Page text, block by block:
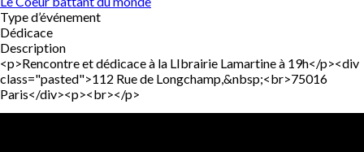
Type d’événement
Dédicace
Description
<p>Rencontre et dédicace à la LIbrairie Lamartine à 19h</p><div
class="pasted">112 Rue de Longchamp,&nbsp;<br>75016
Paris</div><p><br></p>